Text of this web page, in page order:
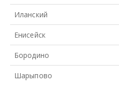
Иланский
Енисейск
Бородино
Шарыпово